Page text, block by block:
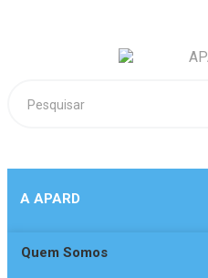
A APARD
Quem Somos